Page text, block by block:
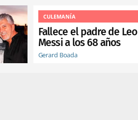
CULEMANÍA
Fallece el padre de Leo
Messi a los 68 años
Gerard Boada